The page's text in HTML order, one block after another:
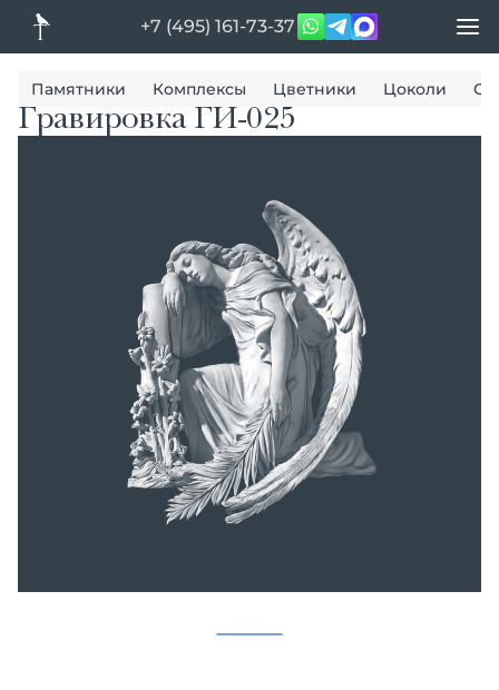
+7 (495) 161-73-37
Памятники Комплексы Цветники Цоколи
Гравировка ГИ-025